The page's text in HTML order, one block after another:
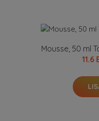
Mousse, 50 ml
11.6